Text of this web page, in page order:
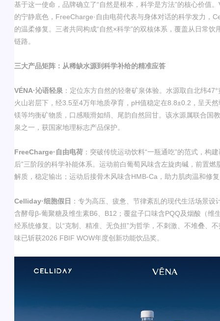
基于这一使命，品牌确立了“自然是根本，科学是方法”的核心价值。
的宁静底色， FreeCharge· 自由电荷代表与身体对话的科学发力，
的温柔修复。三者共同构成“自然×科学”的双核体系，覆盖从日常饮
链路。
三大产品矩阵：从稀缺水源到科学补给的精准应答
VÉNA·沁语轻泉：定位东方自然的轻奢矿泉体验。水源取自北纬47°
火山岩层下，经3.5至4万年地质孕育， pH值稳定在8.8±0.2 ，呈天
镁等均衡矿物质，口感顺滑如绢、尾韵自然回甘。该水源属联合国
泉之一，获国家地理标志产品保护。
FreeCharge· 自由电荷：突破传统运动饮料“一瓶通吃”的范式，构
后”三阶段的科学补能体系。运动前白葡萄风味含左旋肉碱，前置燃
解质，稳定输出；运动后接骨木风味含HMB-Ca，助力肌肉温和修
Celliday·细胞假日 ：专为高压、疲惫、节律紊乱的现代生活场景
含酵母β-葡聚糖及维生素B6、 B12 ；覆盆子口味含PQQ及烟酸（维
经系统修复。以“克制、精准、无负担”为哲学，不刺激、不堆叠、
味已斩获2026 FBIF WOW年度创新功能饮品奖。